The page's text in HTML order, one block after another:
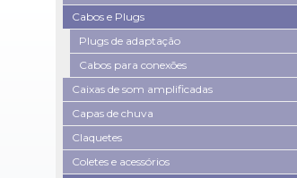
Cabos e Plugs
Plugs de adaptação
Cabos para conexões
Caixas de som amplificadas
Capas de chuva
Claquetes
Coletes e acessórios